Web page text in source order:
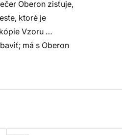
Oberon zisťuje,
ktoré je
Vzoru …
má s Oberon